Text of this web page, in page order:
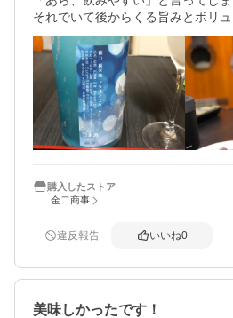
それでいて後からくる旨みとボリュ
兵庫県産の山田錦で作ってあり、泡
したら、
スパークリングなので吹きこぼれ
が、
思ったよりも吹きこぼれないです。
ワイングラスで飲むのに合うと思
あくまでも主観ですが、初めて飲
買ったくらいです。
購入したストア
金二商事
違反報告 いいね0
美味しかったです！